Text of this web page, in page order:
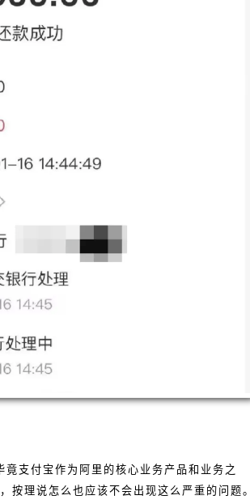
支付宝作为阿里的核心业务产品和业务之
按理说怎么也应该不会出现这么严重的问题。